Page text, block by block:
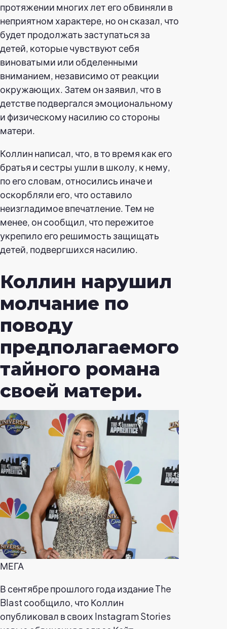
протяжении многих лет его обвиняли в
неприятном характере, но он сказал, что
будет продолжать заступаться за
детей, которые чувствуют себя
виноватыми или обделенными
вниманием, независимо от реакции
окружающих. Затем он заявил, что в
детстве подвергался эмоциональному
и физическому насилию со стороны
матери.
Коллин написал, что, в то время как его
братья и сестры ушли в школу, к нему,
по его словам, относились иначе и
оскорбляли его, что оставило
неизгладимое впечатление. Тем не
менее, он сообщил, что пережитое
укрепило его решимость защищать
детей, подвергшихся насилию.
Коллин нарушил
молчание по
поводу
предполагаемого
тайного романа
своей матери.
МЕГА
В сентябре прошлого года издание The
Blast сообщило, что Коллин
опубликовал в своих Instagram Stories